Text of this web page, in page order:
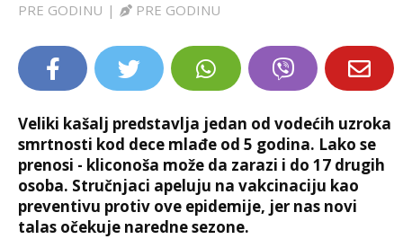
EXTRA
PRE GODINU | PRE GODINU
Veliki kašalj predstavlja jedan od vodećih uzroka
smrtnosti kod dece mlađe od 5 godina. Lako se
prenosi - kliconoša može da zarazi i do 17 drugih
osoba. Stručnjaci apeluju na vakcinaciju kao
preventivu protiv ove epidemije, jer nas novi
talas očekuje naredne sezone.